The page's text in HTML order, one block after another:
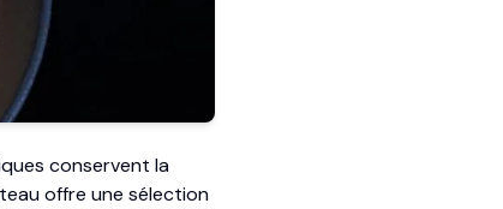
conservent la
offre une sélection